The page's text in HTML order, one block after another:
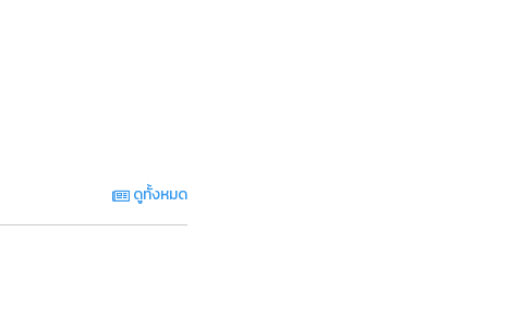
ดูทั้งหมด